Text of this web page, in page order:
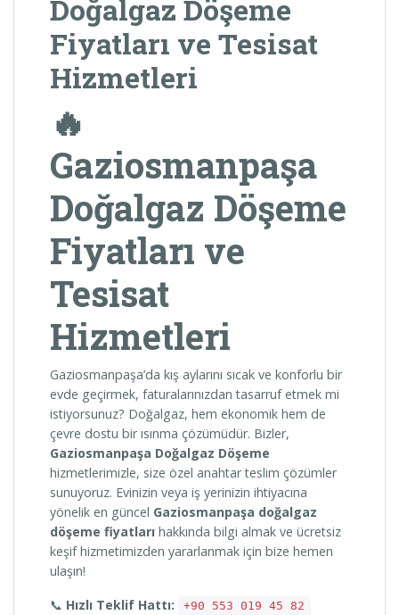
Doğalgaz Döşeme
Fiyatları ve Tesisat
Hizmetleri
🔥
Gaziosmanpaşa
Doğalgaz Döşeme
Fiyatları ve
Tesisat
Hizmetleri
Gaziosmanpaşa’da kış aylarını sıcak ve konforlu bir
evde geçirmek, faturalarınızdan tasarruf etmek mi
istiyorsunuz? Doğalgaz, hem ekonomik hem de
çevre dostu bir ısınma çözümüdür. Bizler,
Gaziosmanpaşa Doğalgaz Döşeme
hizmetlerimizle, size özel anahtar teslim çözümler
sunuyoruz. Evinizin veya iş yerinizin ihtiyacına
yönelik en güncel Gaziosmanpaşa doğalgaz
döşeme fiyatları hakkında bilgi almak ve ücretsiz
keşif hizmetimizden yararlanmak için bize hemen
ulaşın!
📞 Hızlı Teklif Hattı: +90 553 019 45 82